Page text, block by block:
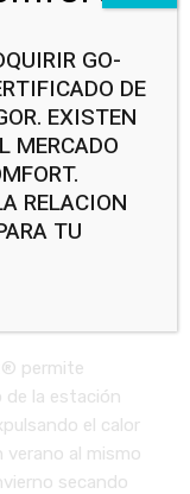
permite
de la estación
el calor
verano al mismo
secando
GO-
DE
EXISTEN
MERCADO
RELACION
TU